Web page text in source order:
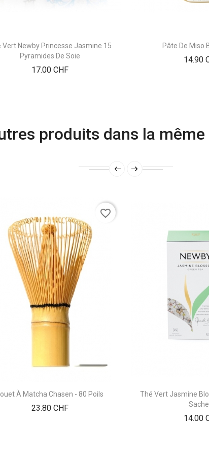
Vert Newby Princesse Jasmine 15
Pyramides De Soie
17.00 CHFPrix
Pâte De Miso
14.90
produits dans la
À Matcha Chasen - 80 Poils
23.80 CHFPrix
favorite_border
Thé Vert Jasmine
14.00